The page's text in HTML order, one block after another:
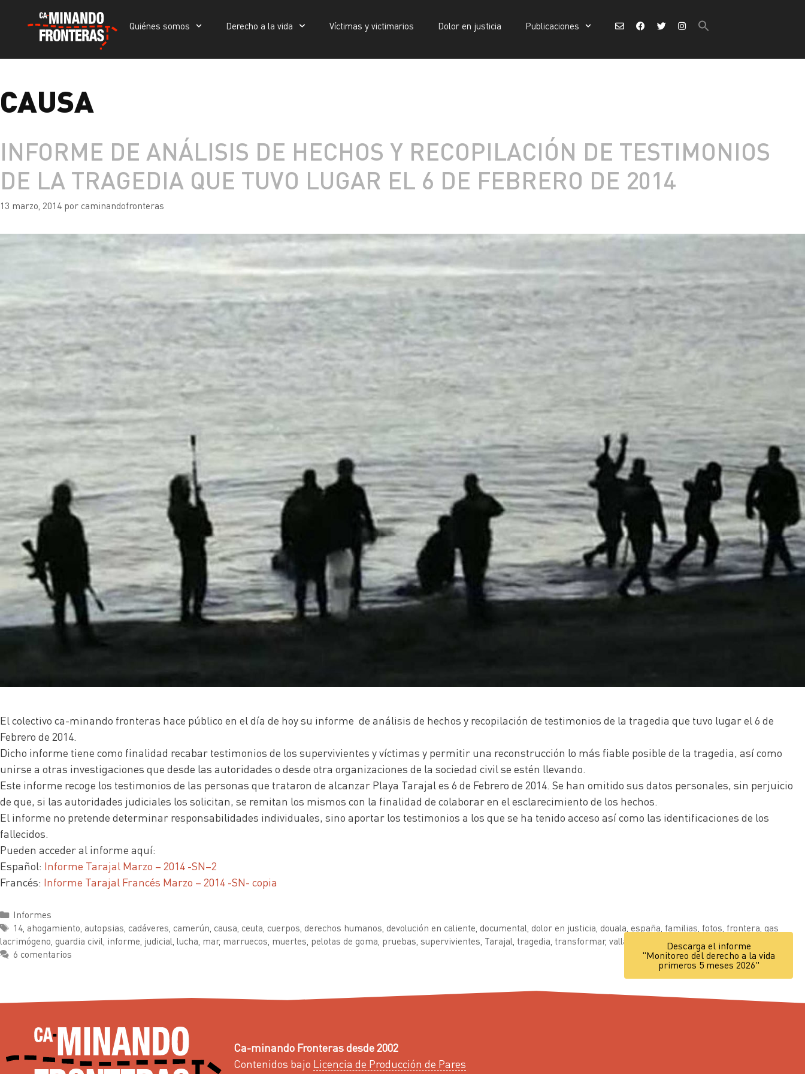
Quiénes somos Derecho a la vida Víctimas y victimarios Dolor en justicia Publicaciones
Quiénes somos
Botón de búsqueda
CAUSA
INFORME DE ANÁLISIS DE HECHOS Y RECOPILACIÓN DE TESTIMONIOS
DE LA TRAGEDIA QUE TUVO LUGAR EL 6 DE FEBRERO DE 2014
13 marzo, 2014 por caminandofronteras
El colectivo ca-minando fronteras hace público en el día de hoy su informe de análisis de hechos y recopilación de testimonios de la tragedia que tuvo lugar el 6 de
Febrero de 2014.
Dicho informe tiene como finalidad recabar testimonios de los supervivientes y víctimas y permitir una reconstrucción lo más fiable posible de la tragedia, así como
unirse a otras investigaciones que desde las autoridades o desde otra organizaciones de la sociedad civil se estén llevando.
Este informe recoge los testimonios de las personas que trataron de alcanzar Playa Tarajal es 6 de Febrero de 2014. Se han omitido sus datos personales, sin perjuicio
de que, si las autoridades judiciales los solicitan, se remitan los mismos con la finalidad de colaborar en el esclarecimiento de los hechos.
El informe no pretende determinar responsabilidades individuales, sino aportar los testimonios a los que se ha tenido acceso así como las identificaciones de los
fallecidos.
Pueden acceder al informe aquí:
Español: Informe Tarajal Marzo – 2014 -SN–2
Francés: Informe Tarajal Francés Marzo – 2014 -SN- copia
Informes
14, ahogamiento, autopsias, cadáveres, camerún, causa, ceuta, cuerpos, derechos humanos, devolución en caliente, documental, dolor en justicia, douala, españa, familias, fotos, frontera, gas
lacrimógeno, guardia civil, informe, judicial, lucha, mar, marruecos, muertes, pelotas de goma, pruebas, supervivientes, Tarajal, tragedia, transformar, valla
6 comentarios
Descarga el informe
"Monitoreo del derecho a la vida
primeros 5 meses 2026"
Ca-minando Fronteras desde 2002
Contenidos bajo Licencia de Producción de Pares